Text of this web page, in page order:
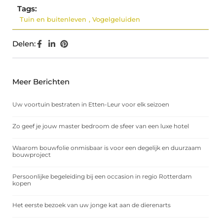
Tags:
Tuin en buitenleven , Vogelgeluiden
Delen:
Meer Berichten
Uw voortuin bestraten in Etten-Leur voor elk seizoen
Zo geef je jouw master bedroom de sfeer van een luxe hotel
Waarom bouwfolie onmisbaar is voor een degelijk en duurzaam
bouwproject
Persoonlijke begeleiding bij een occasion in regio Rotterdam
kopen
Het eerste bezoek van uw jonge kat aan de dierenarts